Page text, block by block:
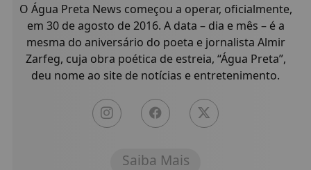
O Água Preta News começou a operar, oficialmente,
em 30 de agosto de 2016. A data – dia e mês – é a
mesma do aniversário do poeta e jornalista Almir
Zarfeg, cuja obra poética de estreia, “Água Preta”,
deu nome ao site de notícias e entretenimento.
Saiba Mais